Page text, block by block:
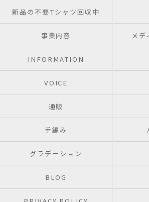
新品の不要Tシャツ回収中
事業内容 メデ
INFORMATION
VOICE
通販
手編み
グラデーション
BLOG